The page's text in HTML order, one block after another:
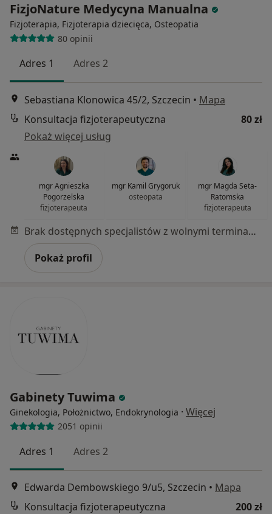
FizjoNature Medycyna Manualna
Fizjoterapia, Fizjoterapia dziecięca, Osteopatia
80 opinii
Adres 1 Adres 2
Sebastiana Klonowica 45/2, Szczecin • Mapa
Konsultacja fizjoterapeutyczna
80 zł
Pokaż więcej usług
mgr Agnieszka
Pogorzelska
fizjoterapeuta
mgr Kamil Grygoruk
osteopata
mgr Magda Seta-
Ratomska
fizjoterapeuta
Brak dostępnych specjalistów z wolnymi terminami w tym centrum medycznym.
Pokaż profil
Gabinety Tuwima
Ginekologia, Położnictwo, Endokrynologia · Więcej
2051 opinii
Adres 1 Adres 2
Edwarda Dembowskiego 9/u5, Szczecin • Mapa
Konsultacja fizjoterapeutyczna
200 zł